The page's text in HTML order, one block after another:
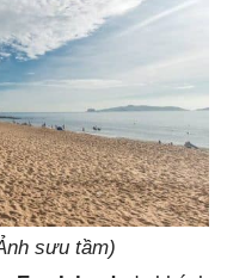
sưu tầm)